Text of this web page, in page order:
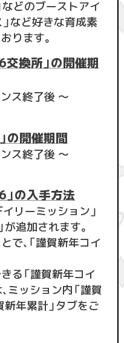
などのブーストアイ
」など好きな育成素
ります。
換所」の開催期
ス終了後 ～
の開催期間
ス終了後 ～
の入手方法
リーミッション」
追加されます。
で、「謹賀新年コイ
る「謹賀新年コイ
ミッション内「謹賀
新年累計」タブをご